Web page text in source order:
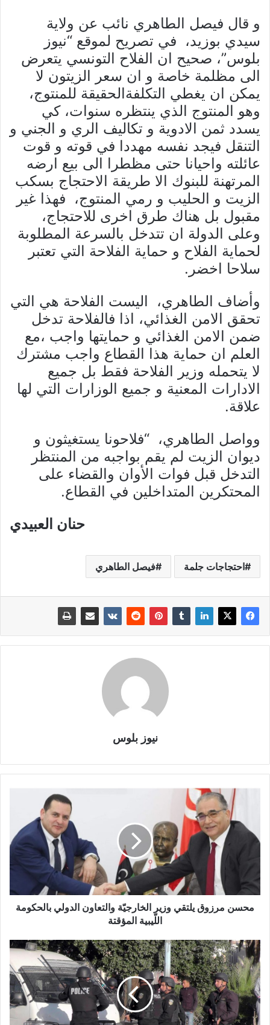
و قال فيصل الطاهري نائب عن ولاية
سيدي بوزيد، في تصريح لموقع “نيوز
بلوس”، صحيح ان الفلاح التونسي يتعرض
الى مظلمة خاصة و ان سعر الزيتون لا
يمكن ان يغطي التكلفةالحقيقة للمنتوج،
وهو المنتوج الذي ينتظره سنوات، كي
يسدد ثمن الادوية و تكاليف الري و الجني و
التنقل فيجد نفسه مهددا في قوته و قوت
عائلته واحيانا حتى مظطرا الى بيع ارضه
المرتهنة للبنوك الا طريقة الاحتجاج بسكب
الزيت و الحليب و رمي المنتوج، فهذا غير
مقبول بل هناك طرق اخرى للاحتجاج،
وعلى الدولة ان تتدخل بالسرعة المطلوبة
لحماية الفلاح و حماية الفلاحة التي تعتبر
سلاحا اخضر.
وأضاف الطاهري، اليست الفلاحة هي التي
تحقق الامن الغذائي، اذا فالفلاحة تدخل
ضمن الامن الغذائي و حمايتها واجب ،مع
العلم ان حماية هذا القطاع واجب مشترك
لا يتحمله وزير الفلاحة فقط بل جميع
الادارات المعنية و جميع الوزارات التي لها
علاقة.
وواصل الطاهري، “فلاحونا يستغيثون و
ديوان الزيت لم يقم بواجبه من المنتظر
التدخل قبل فوات الأوان والقضاء على
المحتكرين المتداخلين في القطاع.
حنان العبيدي
احتجاجات جلمة فيصل الطاهري
نيوز بلوس
محسن مرزوق يلتقي وزير الخارجيّة والتعاون الدولي بالحكومة
اللّيبية المؤقتة